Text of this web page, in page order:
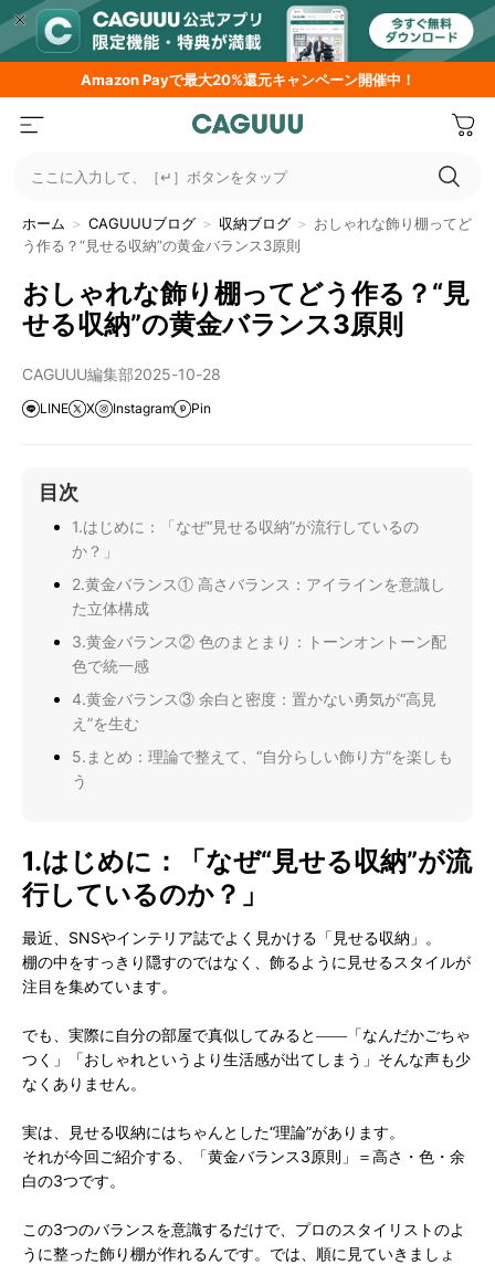
AmazonPayで最大20%還元キャンペーン開催中！
ここに入力して、［↵］ボタンをタップ
ホーム ＞ CAGUUUブログ ＞ 収納ブログ ＞ おしゃれな飾り棚ってど
う作る？“見せる収納”の黄金バランス3原則
おしゃれな飾り棚ってどう作る？“見
せる収納”の黄金バランス3原則
CAGUUU編集部2025-10-28
LINE X Instagram Pin
目次
1.はじめに：「なぜ“見せる収納”が流行しているの
か？」
2.黄金バランス① 高さバランス：アイラインを意識し
た立体構成
3.黄金バランス② 色のまとまり：トーンオントーン配
色で統一感
4.黄金バランス③ 余白と密度：置かない勇気が“高見
え”を生む
5.まとめ：理論で整えて、“自分らしい飾り方”を楽しも
う
1.はじめに：「なぜ“見せる収納”が流
行しているのか？」
最近、SNSやインテリア誌でよく見かける「見せる収納」。
棚の中をすっきり隠すのではなく、飾るように見せるスタイルが
注目を集めています。
でも、実際に自分の部屋で真似してみると――「なんだかごちゃ
つく」「おしゃれというより生活感が出てしまう」そんな声も少
なくありません。
実は、見せる収納にはちゃんとした“理論”があります。
それが今回ご紹介する、「黄金バランス3原則」＝高さ・色・余
白の3つです。
この3つのバランスを意識するだけで、プロのスタイリストのよ
うに整った飾り棚が作れるんです。では、順に見ていきましょ